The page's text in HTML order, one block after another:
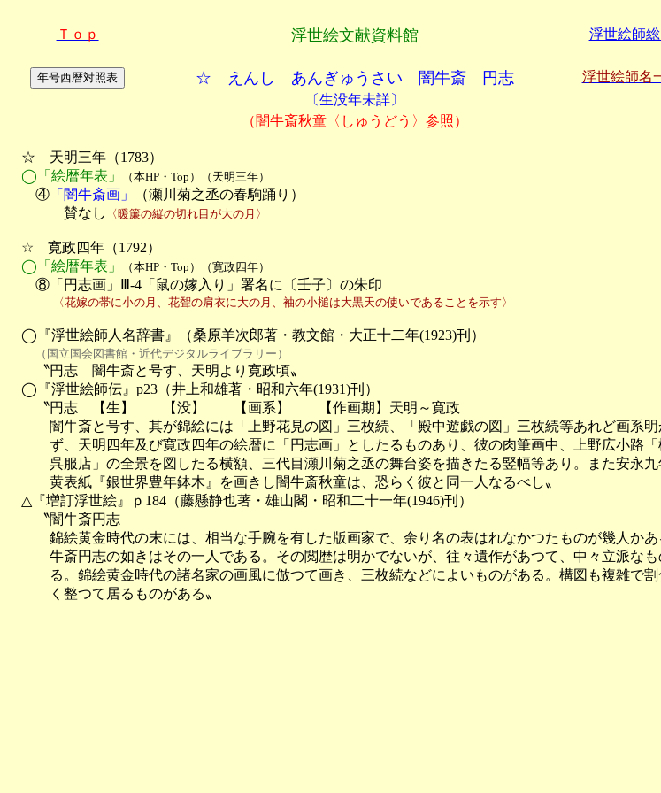
Ｔｏｐ 浮世絵文献資料館 浮世絵師
☆ えんし あんぎゅうさい 闇牛斎 円志
浮世絵師名
〔生没年未詳〕
（闇牛斎秋童〈しゅうどう〉参照）
☆　天明三年（1783）
◯「絵暦年表」
（本HP・Top）（天明三年）
④ 「闇牛斎画」
（瀬川菊之丞の春駒踊り）
賛なし
〈暖簾の縦の切れ目が大の月〉
☆　寛政四年（1792）
◯「絵暦年表」
（本HP・Top）（寛政四年）
⑧「円志画」Ⅲ-4「鼠の嫁入り」署名に〔壬子〕の朱印
〈花嫁の帯に小の月、花聟の肩衣に大の月、袖の小槌は大黒天の使いであることを示す〉
◯『浮世絵師人名辞書』（桑原羊次郎著・教文館・大正十二年(1923)刊）
（国立国会図書館・近代デジタルライブラリー）
〝円志　闇牛斎と号す、天明より寛政頃〟
◯『浮世絵師伝』p23（井上和雄著・昭和六年(1931)刊）
〝円志　【生】　　【没】　　【画系】　　【作画期】天明～寛政
闇牛斎と号す、其が錦絵には「上野花見の図」三枚続、「殿中遊戯の図」三枚続等あれど画系明
ず、天明四年及び寛政四年の絵暦に「円志画」としたるものあり、彼の肉筆画中、上野広小路「
呉服店」の全景を図したる横額、三代目瀬川菊之丞の舞台姿を描きたる竪幅等あり。また安永九
黄表紙『銀世界豊年鉢木』を画きし闇牛斎秋童は、恐らく彼と同一人なるべし〟
△『増訂浮世絵』ｐ184（藤懸静也著・雄山閣・昭和二十一年(1946)刊）
〝闇牛斎円志
錦絵黄金時代の末には、相当な手腕を有した版画家で、余り名の表はれなかつたものが幾人かあ
牛斎円志の如きはその一人である。その閲歴は明かでないが、往々遺作があつて、中々立派なも
る。錦絵黄金時代の諸名家の画風に倣つて画き、三枚続などによいものがある。構図も複雑で割